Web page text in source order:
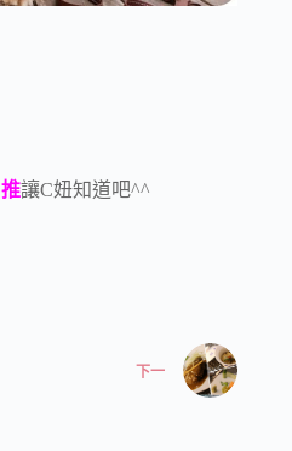
推讓C妞知道吧^^
下一